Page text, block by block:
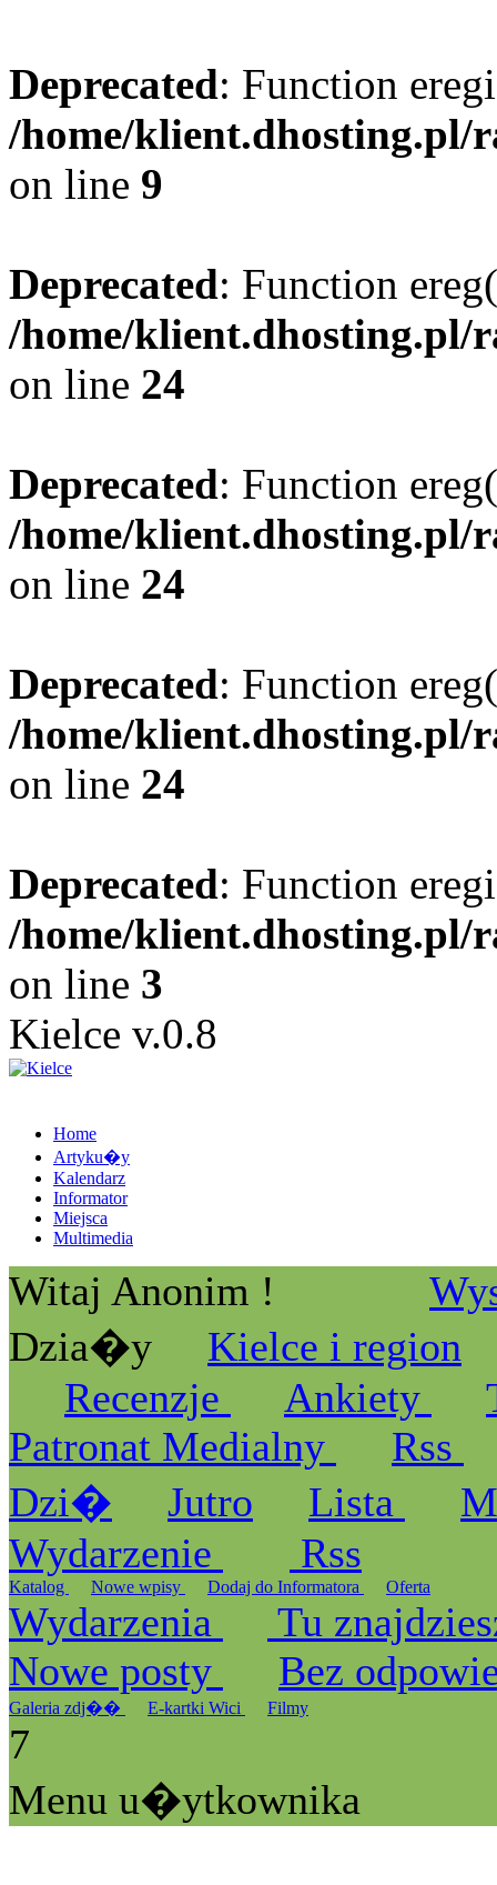
Deprecated: Function
/home/klient.dhosting.pl/
on line 9
Deprecated: Function
/home/klient.dhosting.pl/
on line 24
Deprecated: Function
/home/klient.dhosting.pl/
on line 24
Deprecated: Function
/home/klient.dhosting.pl/
on line 24
Deprecated: Function
/home/
on line 3
Kielce v.0.8
Home
Artyku�y
Kalendarz
Informator
Miejsca
Multimedia
Witaj Anonim !
Dzia�y
Kielce i region
Recenzje
Ankiety
Patronat Medialny
Rss
Dzi�
Jutro Lista
Wydarzenie
Rss
Katalog Nowe wpisy Dodaj do Informatora Oferta
Wydarzenia
Tu
Nowe posty
Bez
Galeria zdj�� E-kartki Wici Filmy
7
Menu u�ytkownika